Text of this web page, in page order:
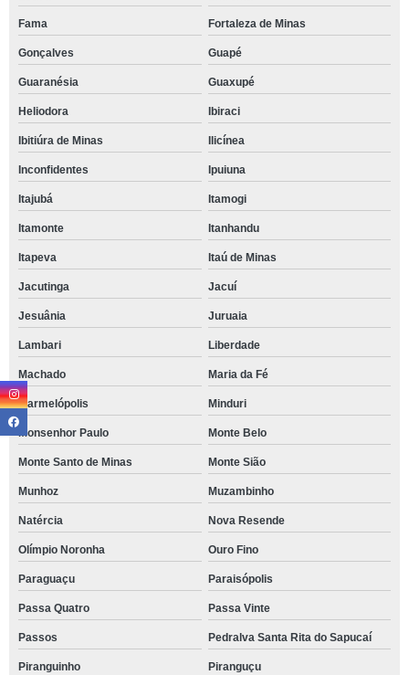
Fama Fortaleza de Minas
Gonçalves Guapé
Guaranésia Guaxupé
Heliodora Ibiraci
Ibitiúra de Minas Ilicínea
Inconfidentes Ipuiuna
Itajubá Itamogi
Itamonte Itanhandu
Itapeva Itaú de Minas
Jacutinga Jacuí
Jesuânia Juruaia
Lambari Liberdade
Machado Maria da Fé
Marmelópolis Minduri
Monsenhor Paulo Monte Belo
Monte Santo de Minas Monte Sião
Munhoz Muzambinho
Natércia Nova Resende
Olímpio Noronha Ouro Fino
Paraguaçu Paraisópolis
Passa Quatro Passa Vinte
Passos Pedralva Santa Rita do Sapucaí
Piranguinho Piranguçu